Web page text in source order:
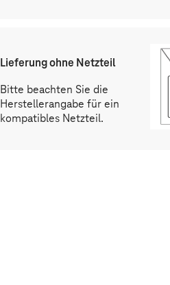
Lieferung ohne Netzteil
Bitte beachten Sie die
Herstellerangabe für ein
kompatibles Netzteil.